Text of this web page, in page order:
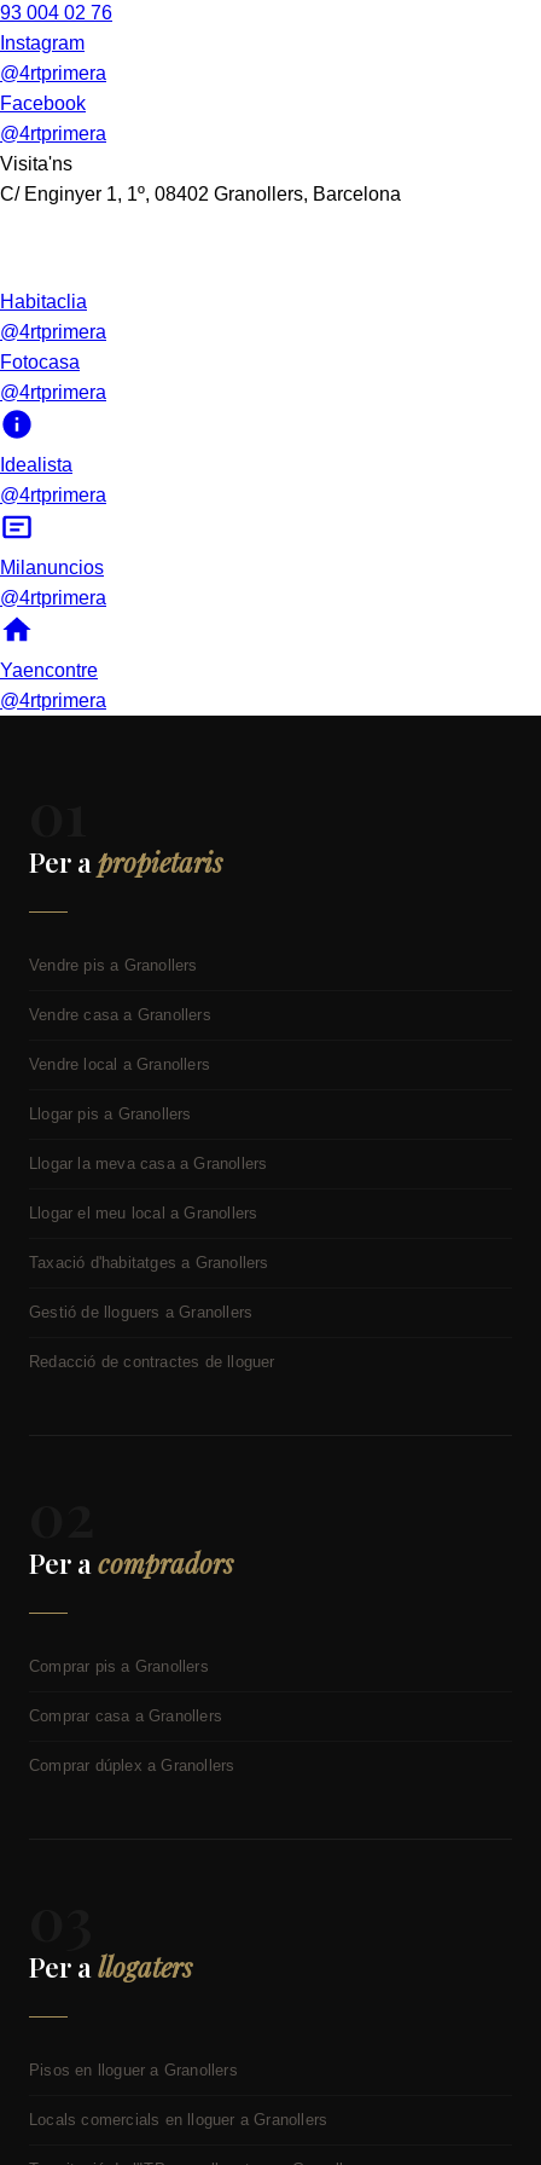
93 004 02 76
Instagram
@4rtprimera
Facebook
@4rtprimera
Visita'ns
C/ Enginyer 1, 1º, 08402 Granollers, Barcelona
Habitaclia
@4rtprimera
Fotocasa
@4rtprimera
Idealista
@4rtprimera
Milanuncios
@4rtprimera
Yaencontre
@4rtprimera
Per a propietaris
Vendre pis a Granollers
Vendre casa a Granollers
Vendre local a Granollers
Llogar pis a Granollers
Llogar la meva casa a Granollers
Llogar el meu local a Granollers
Taxació d'habitatges a Granollers
Gestió de lloguers a Granollers
Redacció de contractes de lloguer
Per a compradors
Comprar pis a Granollers
Comprar casa a Granollers
Comprar dúplex a Granollers
Per a llogaters
Pisos en lloguer a Granollers
Locals comercials en lloguer a Granollers